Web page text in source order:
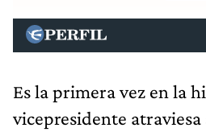
Es la primera vez en la
vicepresidente atraviesa